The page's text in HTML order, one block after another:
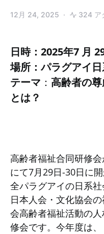
12月 24, 2025 324 ア
日時：2025年7 月
場所：パラグアイ
テーマ ： 高齢者の
とは？
高齢者福祉合同研修
にて7月29日-30日に開
全パラグアイの日系
日本人会・文化協会
会高齢者福祉活動の
修会です。今年度は